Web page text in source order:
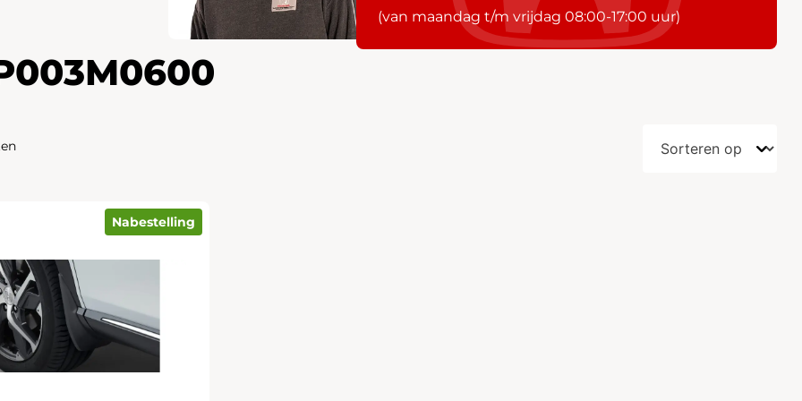
(van maandag t/m vrijdag 08:00-17:00 uur)
Nabestelling